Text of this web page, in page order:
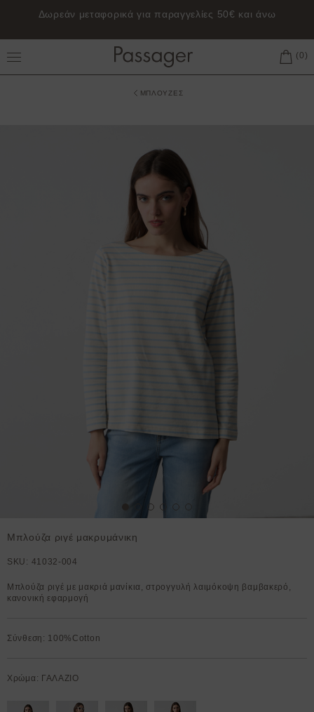
Δωρεάν μεταφορικά για παραγγελίες 50€ και άνω
Toggle Main Menu
ΜΠΛΟΥΖΕΣ
Μπλούζα ριγέ μακρυμάνικη
SKU: 41032-004
Μπλούζα ριγέ με μακριά μανίκια, στρογγυλή λαιμόκοψη βαμβακερό,
κανονική εφαρμογή
Σύνθεση: 100%Cotton
Χρώμα: ΓΑΛΑΖΙΟ